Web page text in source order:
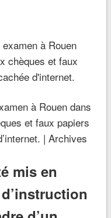
à Rouen dans
et faux papiers
| Archives
mis en